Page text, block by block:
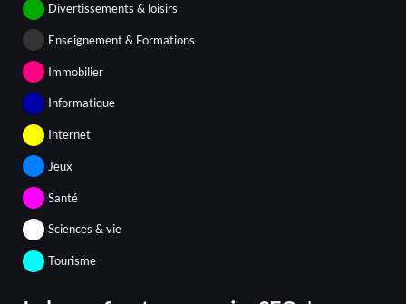
Divertissements & loisirs
Enseignement & Formations
Immobilier
Informatique
Internet
Jeux
Santé
Sciences & vie
Tourisme